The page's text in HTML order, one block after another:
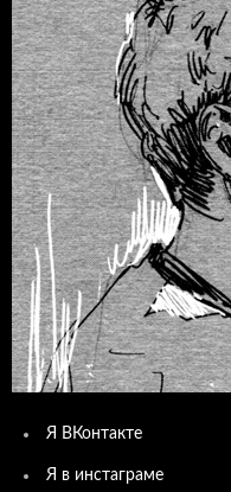
Я ВКонтакте
Я в инстаграме